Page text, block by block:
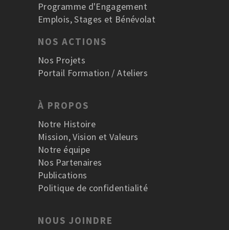
Programme d'Engagement
Emplois, Stages et Bénévolat
NOS ACTIONS
Nos Projets
Portail Formation / Ateliers
À PROPOS
Notre Histoire
Mission, Vision et Valeurs
Notre équipe
Nos Partenaires
Publications
Politique de confidentialité
NOUS JOINDRE